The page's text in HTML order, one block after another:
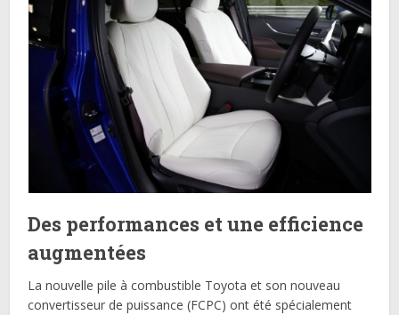
Des performances et une efficience
augmentées
La nouvelle pile à combustible Toyota et son nouveau
convertisseur de puissance (FCPC) ont été spécialement